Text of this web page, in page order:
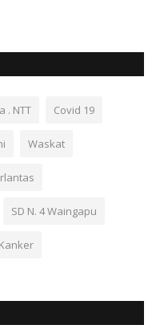
. NTT Covid 19
Waskat
SD N. 4 Waingapu
Kanker